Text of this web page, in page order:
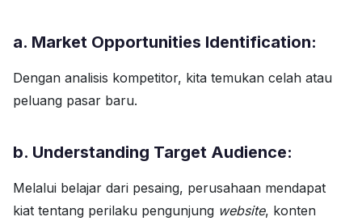
a. Market Opportunities Identification:
Dengan analisis kompetitor, kita temukan celah atau
peluang pasar baru.
b. Understanding Target Audience:
Melalui belajar dari pesaing, perusahaan mendapat
kiat tentang perilaku pengunjung website, konten